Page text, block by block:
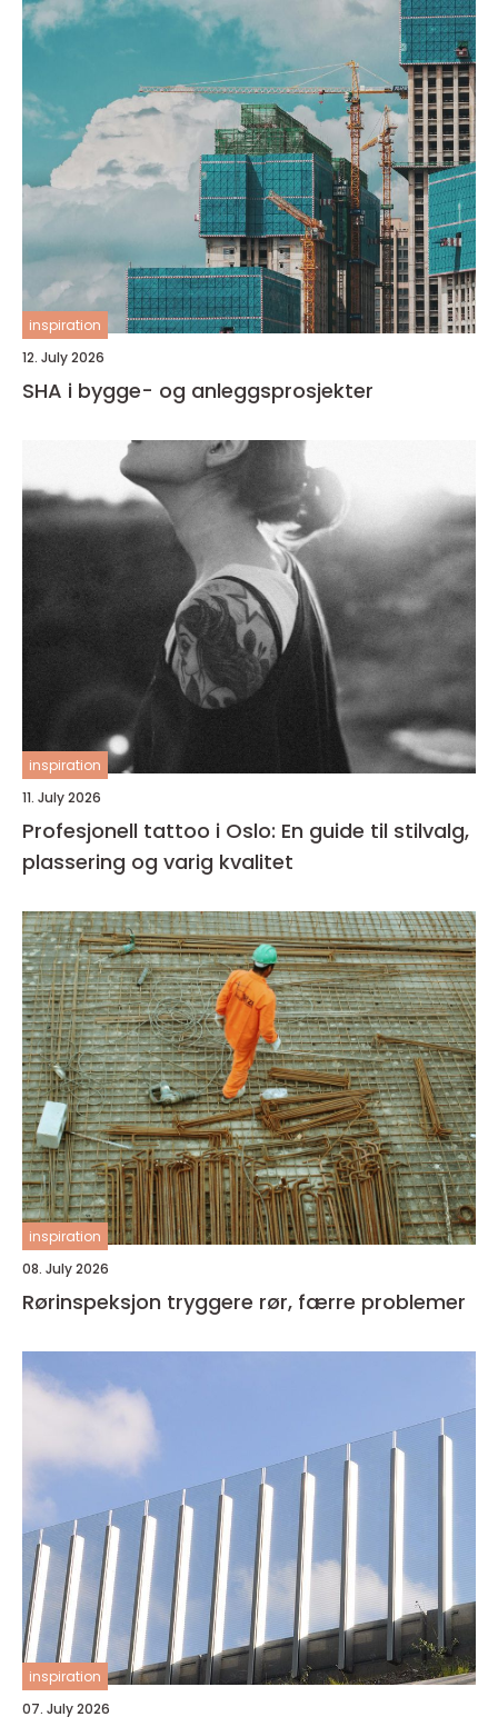
inspiration
12. July 2026
SHA i bygge- og anleggsprosjekter
inspiration
11. July 2026
Profesjonell tattoo i Oslo: En guide til stilvalg,
plassering og varig kvalitet
inspiration
08. July 2026
Rørinspeksjon tryggere rør, færre problemer
inspiration
07. July 2026